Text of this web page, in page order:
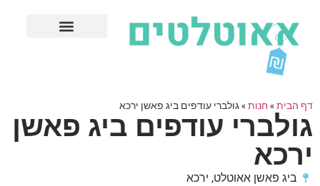
דף הבית» חנות»גולברי עודפים ביג פאשן ירכא
גולברי עודפים ביג פאשן
ירכא
ביג פאשן אאוטלט, ירכא